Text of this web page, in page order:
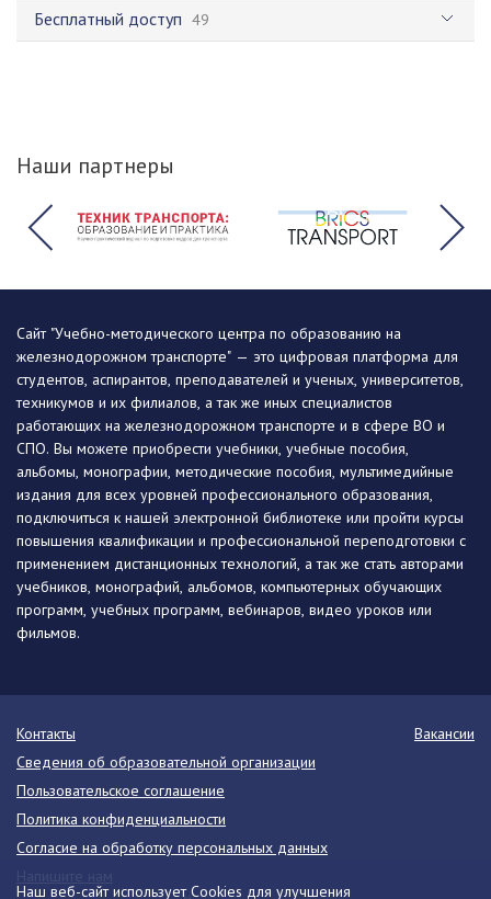
Бесплатный доступ 49
Наши партнеры
Наш веб-сайт использует Cookies для улучшения
Сайт "Учебно-методического центра по образованию на
железнодорожном транспорте" — это цифровая платформа для
студентов, аспирантов, преподавателей и ученых, университетов,
техникумов и их филиалов, а так же иных специалистов
работающих на железнодорожном транспорте и в сфере ВО и
СПО. Вы можете приобрести учебники, учебные пособия,
альбомы, монографии, методические пособия, мультимедийные
издания для всех уровней профессионального образования,
подключиться к нашей электронной библиотеке или пройти курсы
повышения квалификации и профессиональной переподготовки с
применением дистанционных технологий, а так же стать авторами
учебников, монографий, альбомов, компьютерных обучающих
программ, учебных программ, вебинаров, видео уроков или
фильмов.
Контакты
Вакансии
Сведения об образовательной организации
Пользовательское соглашение
Политика конфиденциальности
Согласие на обработку персональных данных